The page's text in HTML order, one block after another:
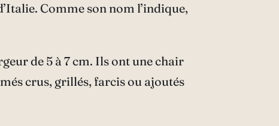
Comme son nom l’indique,
de 5 à 7 cm. Ils ont une chair
crus, grillés, farcis ou ajoutés